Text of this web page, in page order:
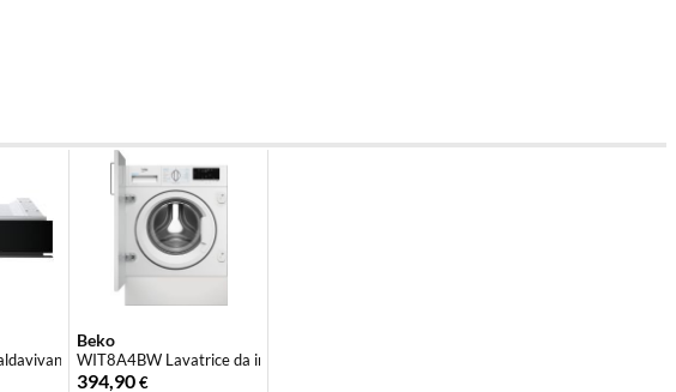
... da incasso 16 L Ner...
Beko
WIT8A4BW Lavatrice da incasso 8 kg 1400 rpm ...
394,90€